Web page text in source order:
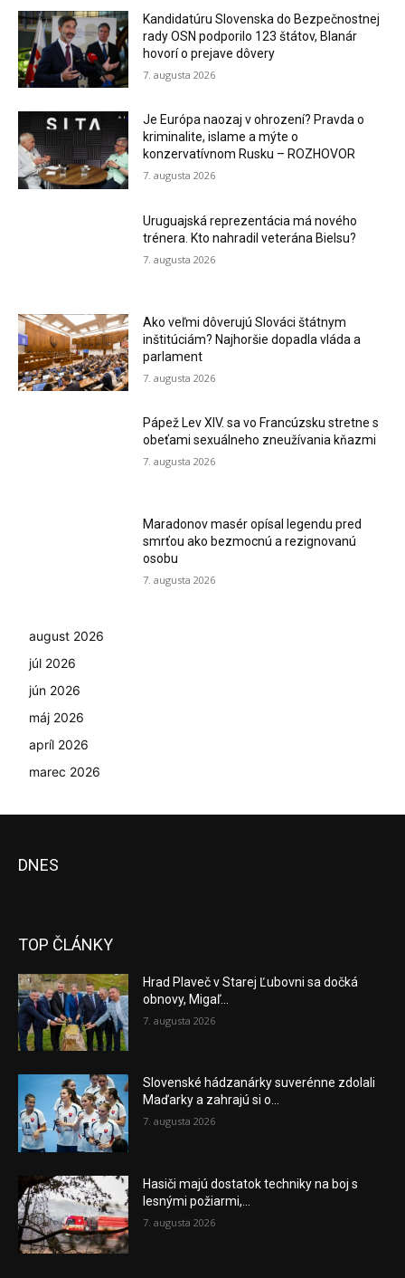
Kandidatúru Slovenska do Bezpečnostnej
rady OSN podporilo 123 štátov, Blanár
hovorí o prejave dôvery
7. augusta 2026
Je Európa naozaj v ohrození? Pravda o
kriminalite, islame a mýte o
konzervatívnom Rusku – ROZHOVOR
7. augusta 2026
Uruguajská reprezentácia má nového
trénera. Kto nahradil veterána Bielsu?
7. augusta 2026
Ako veľmi dôverujú Slováci štátnym
inštitúciám? Najhoršie dopadla vláda a
parlament
7. augusta 2026
Pápež Lev XIV. sa vo Francúzsku stretne s
obeťami sexuálneho zneužívania kňazmi
7. augusta 2026
Maradonov masér opísal legendu pred
smrťou ako bezmocnú a rezignovanú
osobu
7. augusta 2026
august 2026
júl 2026
jún 2026
máj 2026
apríl 2026
marec 2026
DNES
TOP ČLÁNKY
Hrad Plaveč v Starej Ľubovni sa dočká
obnovy, Migaľ...
7. augusta 2026
Slovenské hádzanárky suverénne zdolali
Maďarky a zahrajú si o...
7. augusta 2026
Hasiči majú dostatok techniky na boj s
lesnými požiarmi,...
7. augusta 2026